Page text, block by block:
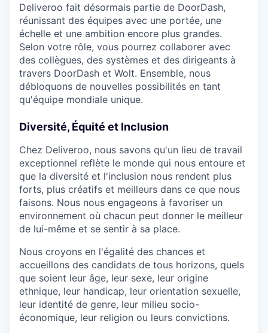
Deliveroo fait désormais partie de DoorDash,
réunissant des équipes avec une portée, une
échelle et une ambition encore plus grandes.
Selon votre rôle, vous pourrez collaborer avec
des collègues, des systèmes et des dirigeants à
travers DoorDash et Wolt. Ensemble, nous
débloquons de nouvelles possibilités en tant
qu'équipe mondiale unique.
Diversité, Équité et Inclusion
Chez Deliveroo, nous savons qu'un lieu de travail
exceptionnel reflète le monde qui nous entoure et
que la diversité et l'inclusion nous rendent plus
forts, plus créatifs et meilleurs dans ce que nous
faisons. Nous nous engageons à favoriser un
environnement où chacun peut donner le meilleur
de lui-même et se sentir à sa place.
Nous croyons en l'égalité des chances et
accueillons des candidats de tous horizons, quels
que soient leur âge, leur sexe, leur origine
ethnique, leur handicap, leur orientation sexuelle,
leur identité de genre, leur milieu socio-
économique, leur religion ou leurs convictions.